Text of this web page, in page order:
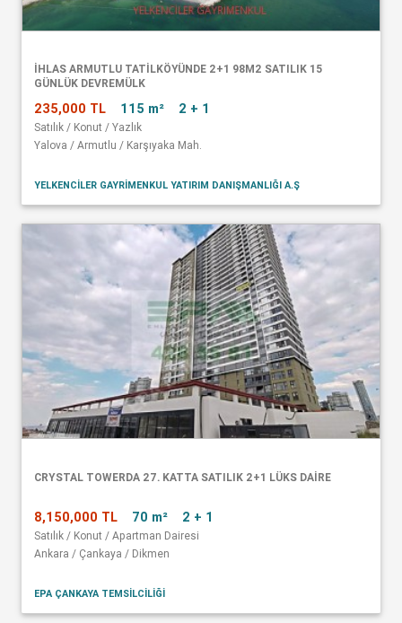
İHLAS ARMUTLU TATİLKÖYÜNDE 2+1 98M2 SATILIK 15
GÜNLÜK DEVREMÜLK
235,000 TL 115 m² 2 + 1
Satılık / Konut / Yazlık
Yalova / Armutlu / Karşıyaka Mah.
YELKENCİLER GAYRİMENKUL YATIRIM DANIŞMANLIĞI A.Ş
CRYSTAL TOWERDA 27. KATTA SATILIK 2+1 LÜKS DAİRE
8,150,000 TL 70 m² 2 + 1
Satılık / Konut / Apartman Dairesi
Ankara / Çankaya / Dikmen
EPA ÇANKAYA TEMSİLCİLİĞİ